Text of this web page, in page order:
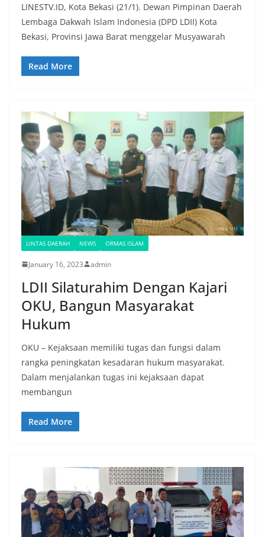
LINESTV.ID, Kota Bekasi (21/1). Dewan Pimpinan Daerah
Lembaga Dakwah Islam Indonesia (DPD LDII) Kota
Bekasi, Provinsi Jawa Barat menggelar Musyawarah
Read More
LINTAS DAERAH NEWS ORMAS ISLAM
January 16, 2023 admin
LDII Silaturahim Dengan Kajari
OKU, Bangun Masyarakat
Hukum
OKU – Kejaksaan memiliki tugas dan fungsi dalam
rangka peningkatan kesadaran hukum masyarakat.
Dalam menjalankan tugas ini kejaksaan dapat
membangun
Read More